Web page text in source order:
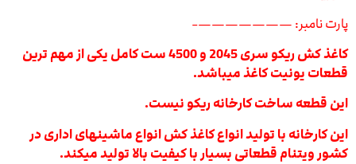
پارت نامبر: ———————-
کاغذ کش ریکو سری 2045 و 4500 ست کامل یکی از مهم ترین
قطعات یونیت کاغذ میباشد.
این قطعه ساخت کارخانه ریکو نیست.
این کارخانه با تولید انواع کاغذ کش انواع ماشینهای اداری در
کشور ویتنام قطعاتی بسیار با کیفیت بالا تولید میکند.